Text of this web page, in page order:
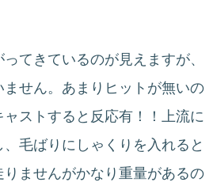
てきているのが見えますが、
せん。あまりヒットが無いの
ストすると反応有！！上流に
毛ばりにしゃくりを入れると
ませんがかなり重量があるの